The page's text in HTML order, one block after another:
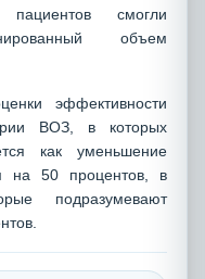
смогли
объем
эффективности
ВОЗ, в которых
как уменьшение
на 50 процентов, в
подразумевают